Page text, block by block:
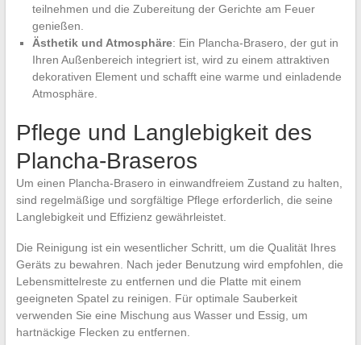
teilnehmen und die Zubereitung der Gerichte am Feuer
genießen.
Ästhetik und Atmosphäre: Ein Plancha-Brasero, der gut in
Ihren Außenbereich integriert ist, wird zu einem attraktiven
dekorativen Element und schafft eine warme und einladende
Atmosphäre.
Pflege und Langlebigkeit des
Plancha-Braseros
Um einen Plancha-Brasero in einwandfreiem Zustand zu halten,
sind regelmäßige und sorgfältige Pflege erforderlich, die seine
Langlebigkeit und Effizienz gewährleistet.
Die Reinigung ist ein wesentlicher Schritt, um die Qualität Ihres
Geräts zu bewahren. Nach jeder Benutzung wird empfohlen, die
Lebensmittelreste zu entfernen und die Platte mit einem
geeigneten Spatel zu reinigen. Für optimale Sauberkeit
verwenden Sie eine Mischung aus Wasser und Essig, um
hartnäckige Flecken zu entfernen.